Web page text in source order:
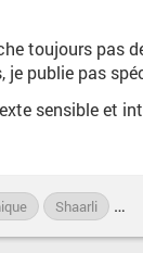
toujours
publie pas
sensible et
Shaarli